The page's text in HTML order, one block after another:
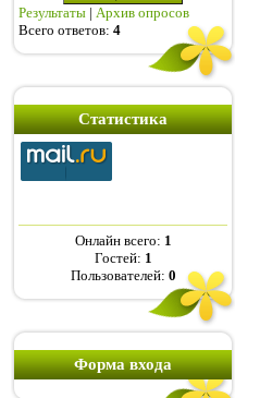
Результаты | Архив опросов
Всего ответов: 4
Статистика
Онлайн всего: 1
Гостей: 1
Пользователей: 0
Форма входа